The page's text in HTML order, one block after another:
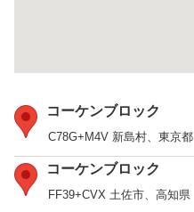
コーケンブロック
C78G+M4V 新島村、東京都
コーケンブロック
FF39+CVX 土佐市、高知県